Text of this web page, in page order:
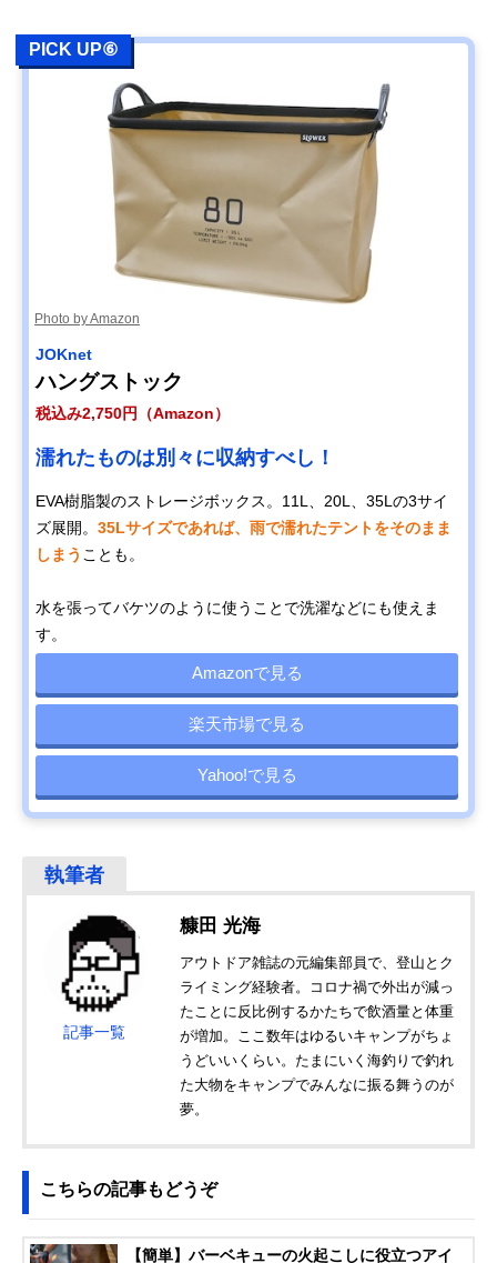
PICK UP⑥
Photo by Amazon
JOKnet
ハングストック
税込み2,750円（Amazon）
濡れたものは別々に収納すべし！
EVA樹脂製のストレージボックス。11L、20L、35Lの3サイ
ズ展開。 35Lサイズであれば、雨で濡れたテントをそのまま
しまう ことも。
水を張ってバケツのように使うことで洗濯などにも使えま
す。
Amazonで見る
楽天市場で見る
Yahoo!で見る
記事一覧
糠田 光海
アウトドア雑誌の元編集部員で、登山とク
ライミング経験者。コロナ禍で外出が減っ
たことに反比例するかたちで飲酒量と体重
が増加。ここ数年はゆるいキャンプがちょ
うどいいくらい。たまにいく海釣りで釣れ
た大物をキャンプでみんなに振る舞うのが
夢。
こちらの記事もどうぞ
【簡単】バーベキューの火起こしに役立つアイ